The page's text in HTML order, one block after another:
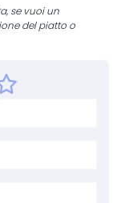
se vuoi un
del piatto o